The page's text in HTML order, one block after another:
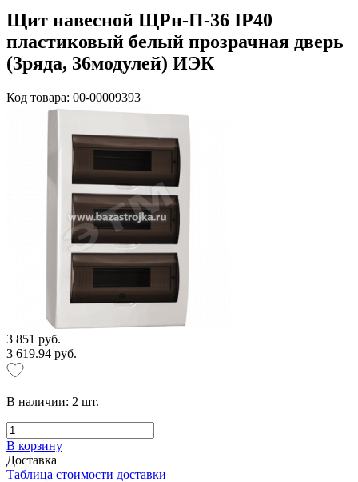
Щит навесной ЩРн-П-36 IP40
пластиковый белый прозрачная дверь
(3ряда, 36модулей) ИЭК
Код товара: 00-00009393
3 851 руб.
3 619.94 руб.
В наличии: 2 шт.
В корзину
Доставка
Таблица стоимости доставки